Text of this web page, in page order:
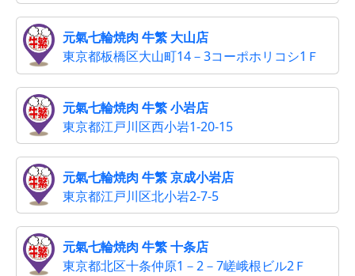
元氣七輪焼肉 牛繁 大山店
東京都板橋区大山町14－3コーポホリコシ1Ｆ
元氣七輪焼肉 牛繁 小岩店
東京都江戸川区西小岩1-20-15
元氣七輪焼肉 牛繁 京成小岩店
東京都江戸川区北小岩2-7-5
元氣七輪焼肉 牛繁 十条店
東京都北区十条仲原1－2－7嵯峨根ビル2Ｆ